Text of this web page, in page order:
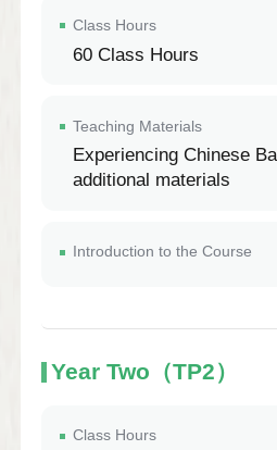
Class Hours
60 Class Hours
Teaching Materials
Experiencing Chinese
additional materials
Introduction to the Course
Year Two（TP2）
Class Hours